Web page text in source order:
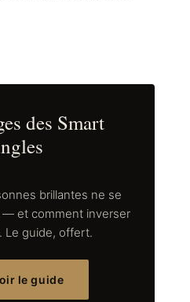
des Smart
brillantes ne se
— et comment inverser
Le guide, offert.
le guide